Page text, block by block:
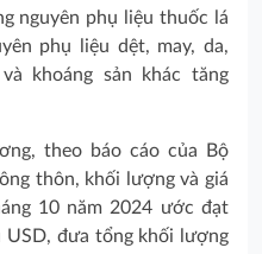
nguyên phụ liệu thuốc lá
phụ liệu dệt, may, da,
khoáng sản khác tăng
theo báo cáo của Bộ
thôn, khối lượng và giá
10 năm 2024 ước đạt
USD, đưa tổng khối lượng